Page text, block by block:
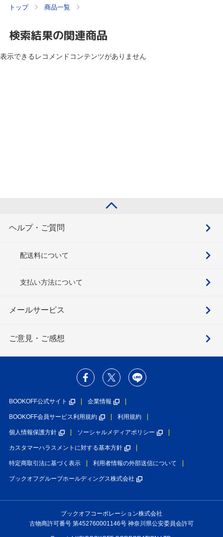
トップ 商品一覧
検索結果の関連商品
表示できるレコメンドコンテンツがありません
ヘルプ・ご質問
配送料について
支払い方法について
メールサービス
ご意見・ご感想
BOOKOFF公式サイト 企業情報
BOOKOFF会員サービス利用規約 利用規約
個人情報保護方針 ソーシャルメディアポリシー
カスタマーハラスメントに対する基本方針
特定商取引法に基づく表示 利用者情報の外部送信について
ブックオフグループホールディングス株式会社
ブックオフコーポレーション株式会社
古物商許可番号 第452760001146号 神奈川県公安委員会許可